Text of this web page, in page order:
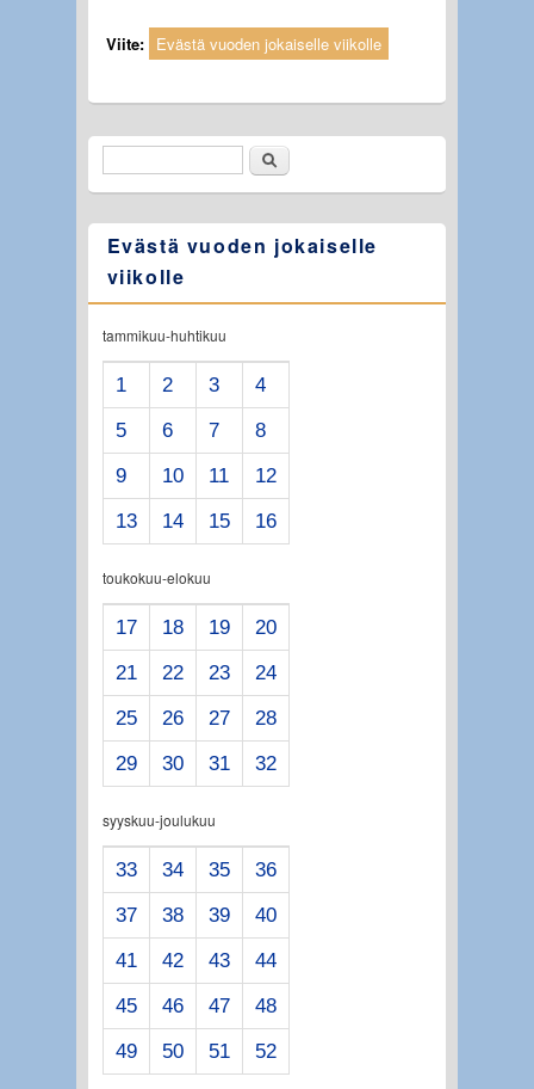
Viite: Evästä vuoden jokaiselle viikolle
HakulomakeEtsi
Evästä vuoden jokaiselle
viikolle
tammikuu-huhtikuu
1 2 3
4
5
6 7
8
9
10 11
12
13
14 15 16
toukokuu-elokuu
17 18 19
20
21
22 23
24
25
26 27
28
29
30 31 32
syyskuu-joulukuu
33 34 35
36
37
38 39
40
41
42 43
44
45
46 47
48
49
50 51 52